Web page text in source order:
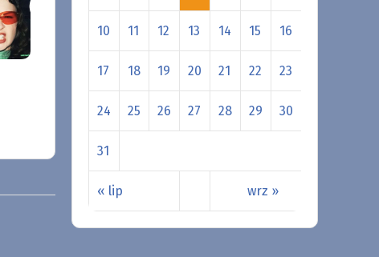
« lip wrz »
10 11 12 13 14 15 16
17 18 19 20 21 22 23
24 25 26 27 28 29 30
31